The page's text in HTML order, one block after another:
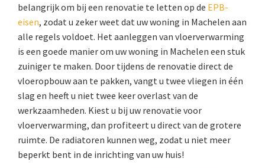
belangrijk om bij een renovatie te letten op de EPB-
eisen, zodat u zeker weet dat uw woning in Machelen aan
alle regels voldoet. Het aanleggen van vloerverwarming
is een goede manier om uw woning in Machelen een stuk
zuiniger te maken. Door tijdens de renovatie direct de
vloeropbouw aan te pakken, vangt u twee vliegen in één
slag en heeft u niet twee keer overlast van de
werkzaamheden. Kiest u bij uw renovatie voor
vloerverwarming, dan profiteert u direct van de grotere
ruimte. De radiatoren kunnen weg, zodat u niet meer
beperkt bent in de inrichting van uw huis!